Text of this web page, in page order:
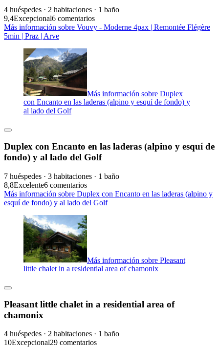
4 huéspedes · 2 habitaciones · 1 baño
9,4Excepcional6 comentarios
Más información sobre Vouvy - Moderne 4pax | Remontée Flégère
5min | Praz | Arve
Más información sobre Duplex
con Encanto en las laderas (alpino y esquí de fondo) y
al lado del Golf
Duplex con Encanto en las laderas (alpino y esquí de
fondo) y al lado del Golf
7 huéspedes · 3 habitaciones · 1 baño
8,8Excelente6 comentarios
Más información sobre Duplex con Encanto en las laderas (alpino y
esquí de fondo) y al lado del Golf
Más información sobre Pleasant
little chalet in a residential area of chamonix
Pleasant little chalet in a residential area of
chamonix
4 huéspedes · 2 habitaciones · 1 baño
10Excepcional29 comentarios